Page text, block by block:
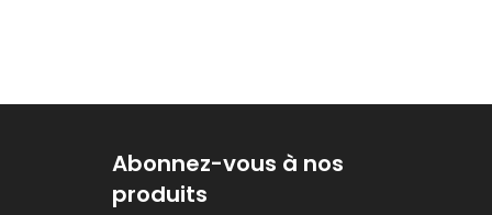
Abonnez-vous à nos
produits